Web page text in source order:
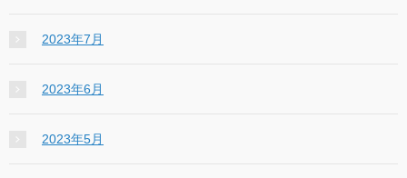
2023年7月
2023年6月
2023年5月